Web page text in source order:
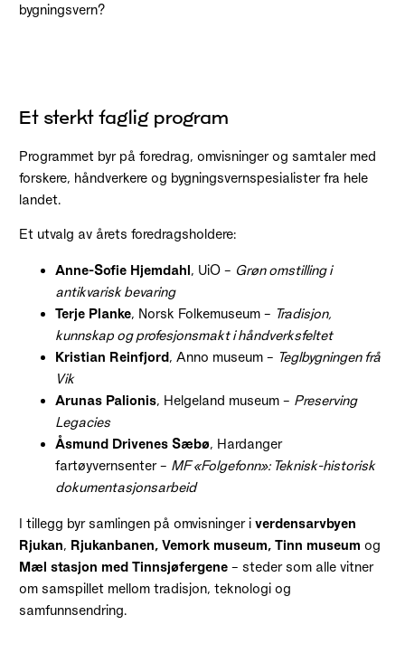
bygningsvern?
Et sterkt faglig program
Programmet byr på foredrag, omvisninger og samtaler med
forskere, håndverkere og bygningsvernspesialister fra hele
landet.
Et utvalg av årets foredragsholdere:
Anne-Sofie Hjemdahl, UiO – Grøn omstilling i
antikvarisk bevaring
Terje Planke, Norsk Folkemuseum – Tradisjon,
kunnskap og profesjonsmakt i håndverksfeltet
Kristian Reinfjord, Anno museum – Teglbygningen frå
Vik
Arunas Palionis, Helgeland museum – Preserving
Legacies
Åsmund Drivenes Sæbø, Hardanger
fartøyvernsenter – MF «Folgefonn»: Teknisk-historisk
dokumentasjonsarbeid
I tillegg byr samlingen på omvisninger i verdensarvbyen
Rjukan, Rjukanbanen, Vemork museum, Tinn museum og
Mæl stasjon med Tinnsjøfergene– steder som alle vitner
om samspillet mellom tradisjon, teknologi og
samfunnsendring.